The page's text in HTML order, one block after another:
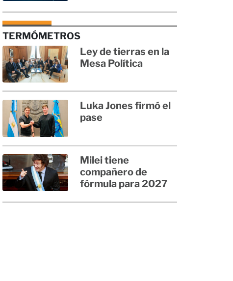
TERMÓMETROS
Ley de tierras en la
Mesa Política
Luka Jones firmó el
pase
Milei tiene
compañero de
fórmula para 2027